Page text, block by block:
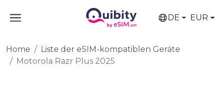
DE EUR
Home
Liste der eSIM-kompatiblen Geräte
Motorola Razr Plus 2025